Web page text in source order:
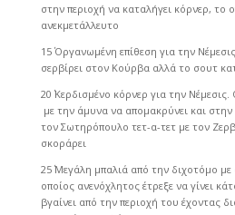
στην περιοχή να καταλήγει κόρνερ, το
ανεκμετάλλευτο
15΄ Οργανωμένη επίθεση για την
σερβίρει στον Κούρβα αλλά το σουτ
20΄ Κερδισμένο κόρνερ για την
με την άμυνα να απομακρύνει και
τον Σωτηρόπουλο τετ-α-τετ με τον
σκοράρει
25΄ Μεγάλη μπαλιά από την διχοτόμο
οποίος ανενόχλητος έτρεξε να γίνει
βγαίνει από την περιοχή του έχοντας